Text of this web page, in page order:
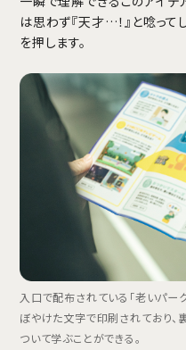
は思わず『天才…！』と唸っ
を押します。
入口で配布されている「老いパー
ぼやけた文字で印刷されており
ついて学ぶことができる。